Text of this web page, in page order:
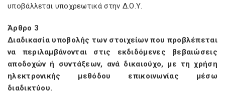
υποβάλλεται υποχρεωτικά στην Δ.Ο.Υ.
Άρθρο 3
Διαδικασία υποβολής των στοιχείων που προβλέπεται
να περιλαμβάνονται στις εκδιδόμενες βεβαιώσεις
αποδοχών ή συντάξεων, ανά δικαιούχο, με τη χρήση
ηλεκτρονικής μεθόδου επικοινωνίας μέσω
διαδικτύου.